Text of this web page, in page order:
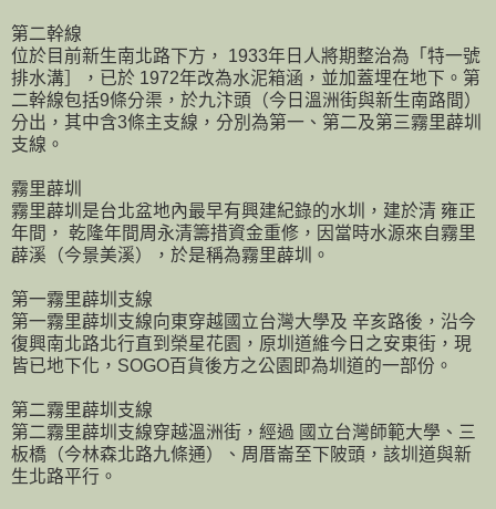
第二幹線
位於目前新生南北路下方， 1933年日人將期整治為「特一號
排水溝］，已於 1972年改為水泥箱涵，並加蓋埋在地下。第
二幹線包括9條分渠，於九汴頭（今日溫洲街與新生南路間）
分出，其中含3條主支線，分別為第一、第二及第三霧里薜圳
支線。
霧里薜圳
霧里薜圳是台北盆地內最早有興建紀錄的水圳，建於清 雍正
年間， 乾隆年間周永清籌措資金重修，因當時水源來自霧里
薜溪（今景美溪），於是稱為霧里薜圳。
第一霧里薜圳支線
第一霧里薜圳支線向東穿越國立台灣大學及 辛亥路後，沿今
復興南北路北行直到榮星花園，原圳道維今日之安東街，現
皆已地下化，SOGO百貨後方之公園即為圳道的一部份。
第二霧里薜圳支線
第二霧里薜圳支線穿越溫洲街，經過 國立台灣師範大學、三
板橋（今林森北路九條通）、周厝崙至下陂頭，該圳道與新
生北路平行。